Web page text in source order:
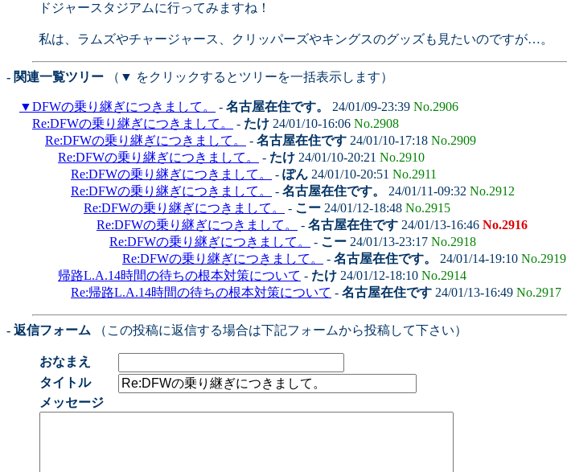
ドジャースタジアムに行ってみますね！
私は、ラムズやチャージャース、クリッパーズやキングスのグッズも見たいのですが…。
- 関連一覧ツリー （▼ をクリックするとツリーを一括表示します）
▼DFWの乗り継ぎにつきまして。 - 名古屋在住です。 24/01/09-23:39 No.2906
Re:DFWの乗り継ぎにつきまして。
- たけ 24/01/10-16:06 No.2908
Re:DFWの乗り継ぎにつきまして。
- 名古屋在住です 24/01/10-17:18 No.2909
Re:DFWの乗り継ぎにつきまして。
- たけ 24/01/10-20:21 No.2910
Re:DFWの乗り継ぎにつきまして。
- ぽん 24/01/10-20:51 No.2911
Re:DFWの乗り継ぎにつきまして。
- 名古屋在住です。 24/01/11-09:32 No.2912
Re:DFWの乗り継ぎにつきまして。
- こー 24/01/12-18:48 No.2915
Re:DFWの乗り継ぎにつきまして。
- 名古屋在住です 24/01/13-16:46 No.2916
Re:DFWの乗り継ぎにつきまして。
- こー 24/01/13-23:17 No.2918
Re:DFWの乗り継ぎにつきまして。
- 名古屋在住です。 24/01/14-19:10 No.2919
帰路L.A.14時間の待ちの根本対策について - たけ 24/01/12-18:10 No.2914
Re:帰路L.A.14時間の待ちの根本対策について - 名古屋在住です 24/01/13-16:49 No.2917
- 返信フォーム （この投稿に返信する場合は下記フォームから投稿して下さい）
おなまえ
タイトル
メッセージ